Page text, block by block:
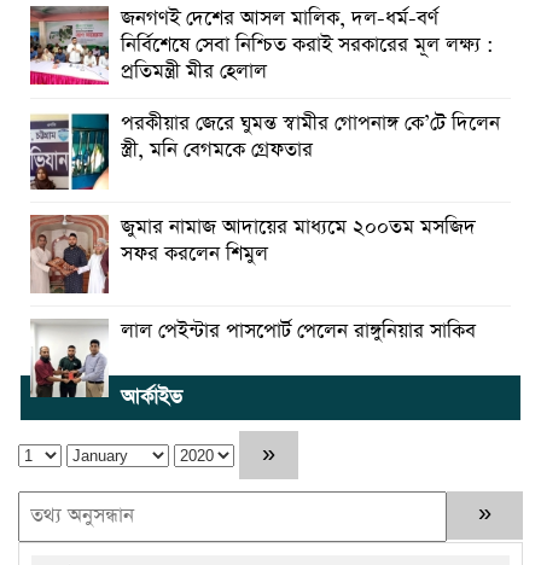
জনগণই দেশের আসল মালিক, দল-ধর্ম-বর্ণ
নির্বিশেষে সেবা নিশ্চিত করাই সরকারের মূল লক্ষ্য :
প্রতিমন্ত্রী মীর হেলাল
পরকীয়ার জেরে ঘুমন্ত স্বামীর গোপনাঙ্গ কে’টে দিলেন
স্ত্রী, মনি বেগমকে গ্রেফতার
জুমার নামাজ আদায়ের মাধ্যমে ২০০তম মসজিদ
সফর করলেন শিমুল
লাল পেইন্টার পাসপোর্ট পেলেন রাঙ্গুনিয়ার সাকিব
আর্কাইভ